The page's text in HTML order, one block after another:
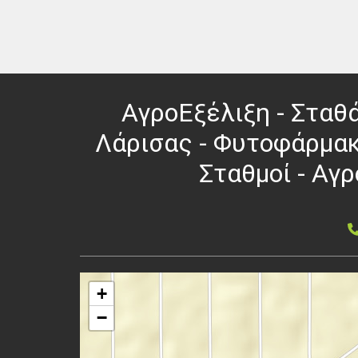
ΑγροΕξέλιξη -
Λάρισας -
Σταθμοί -
+
−